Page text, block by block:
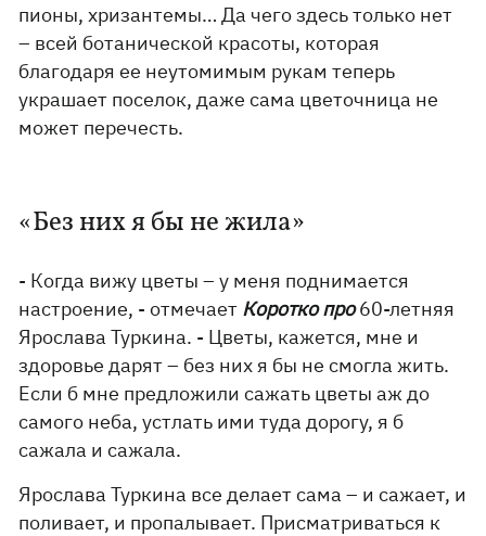
пионы, хризантемы… Да чего здесь только нет
– всей ботанической красоты, которая
благодаря ее неутомимым рукам теперь
украшает поселок, даже сама цветочница не
может перечесть.
«Без них я бы не жила»
- Когда вижу цветы – у меня поднимается
настроение, - отмечает Коротко про60-летняя
Ярослава Туркина. - Цветы, кажется, мне и
здоровье дарят – без них я бы не смогла жить.
Если б мне предложили сажать цветы аж до
самого неба, устлать ими туда дорогу, я б
сажала и сажала.
Ярослава Туркина все делает сама – и сажает, и
поливает, и пропалывает. Присматриваться к